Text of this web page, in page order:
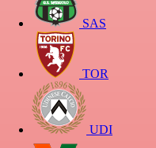
SAS
TOR
UDI